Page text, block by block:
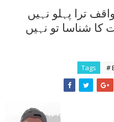
ترا پہلو نہيں
کا شناسا تو نہيں
Tags #